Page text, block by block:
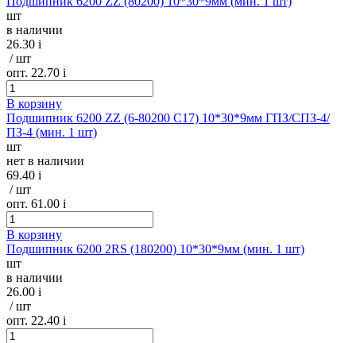
шт
в наличии
26.30 i
/ шт
опт. 22.70 i
В корзину
Подшипник 6200 ZZ (6-80200 С17) 10*30*9мм ГПЗ/СПЗ-4/
ПЗ-4 (мин. 1 шт)
шт
нет в наличии
69.40 i
/ шт
опт. 61.00 i
В корзину
Подшипник 6200 2RS (180200) 10*30*9мм (мин. 1 шт)
шт
в наличии
26.00 i
/ шт
опт. 22.40 i